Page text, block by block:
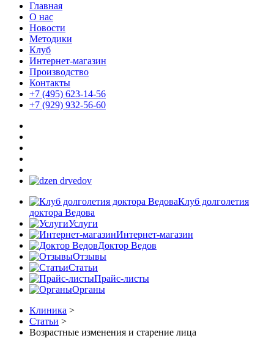
Главная
О нас
Новости
Методики
Клуб
Интернет-магазин
Производство
Контакты
+7 (495) 623-14-56
+7 (929) 932-56-60
Клуб долголетия
доктора Ведова
Услуги
Интернет-магазин
Доктор Ведов
Отзывы
Статьи
Прайс-листы
Органы
Клиника >
Статьи >
Возрастные изменения и старение лица